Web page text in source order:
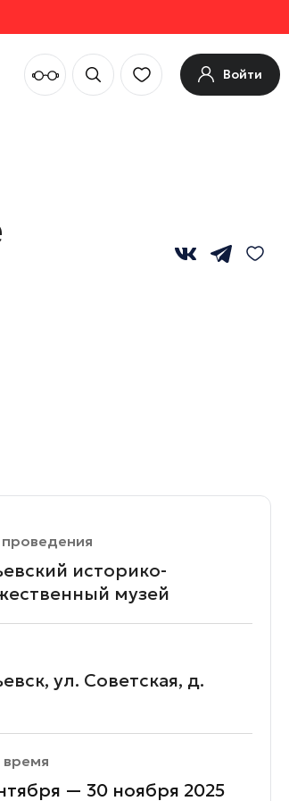
Войти
историко-
музей
ул. Советская, д.
время
— 30 ноября 2025